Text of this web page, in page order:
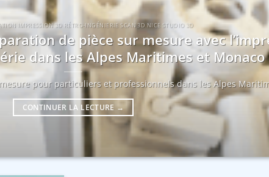
IMPRESSION 3D RÉTRO-INGÉNIERIE SCAN 3D NICE STUDIO 3D
de pièce sur mesure avec
dans les Alpes Maritimes et Monaco
pour particuliers et professionnels dans les Alpes
CONTINUER LA LECTURE →